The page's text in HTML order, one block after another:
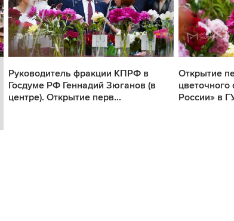
Руководитель фракции КПРФ в
Госдуме РФ Геннадий Зюганов (в
центре). Открытие перв...
Открытие
России» в